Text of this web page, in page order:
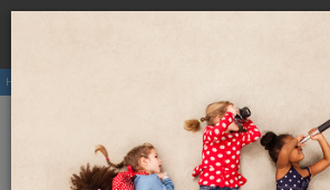
pri nas ter se
Hostli